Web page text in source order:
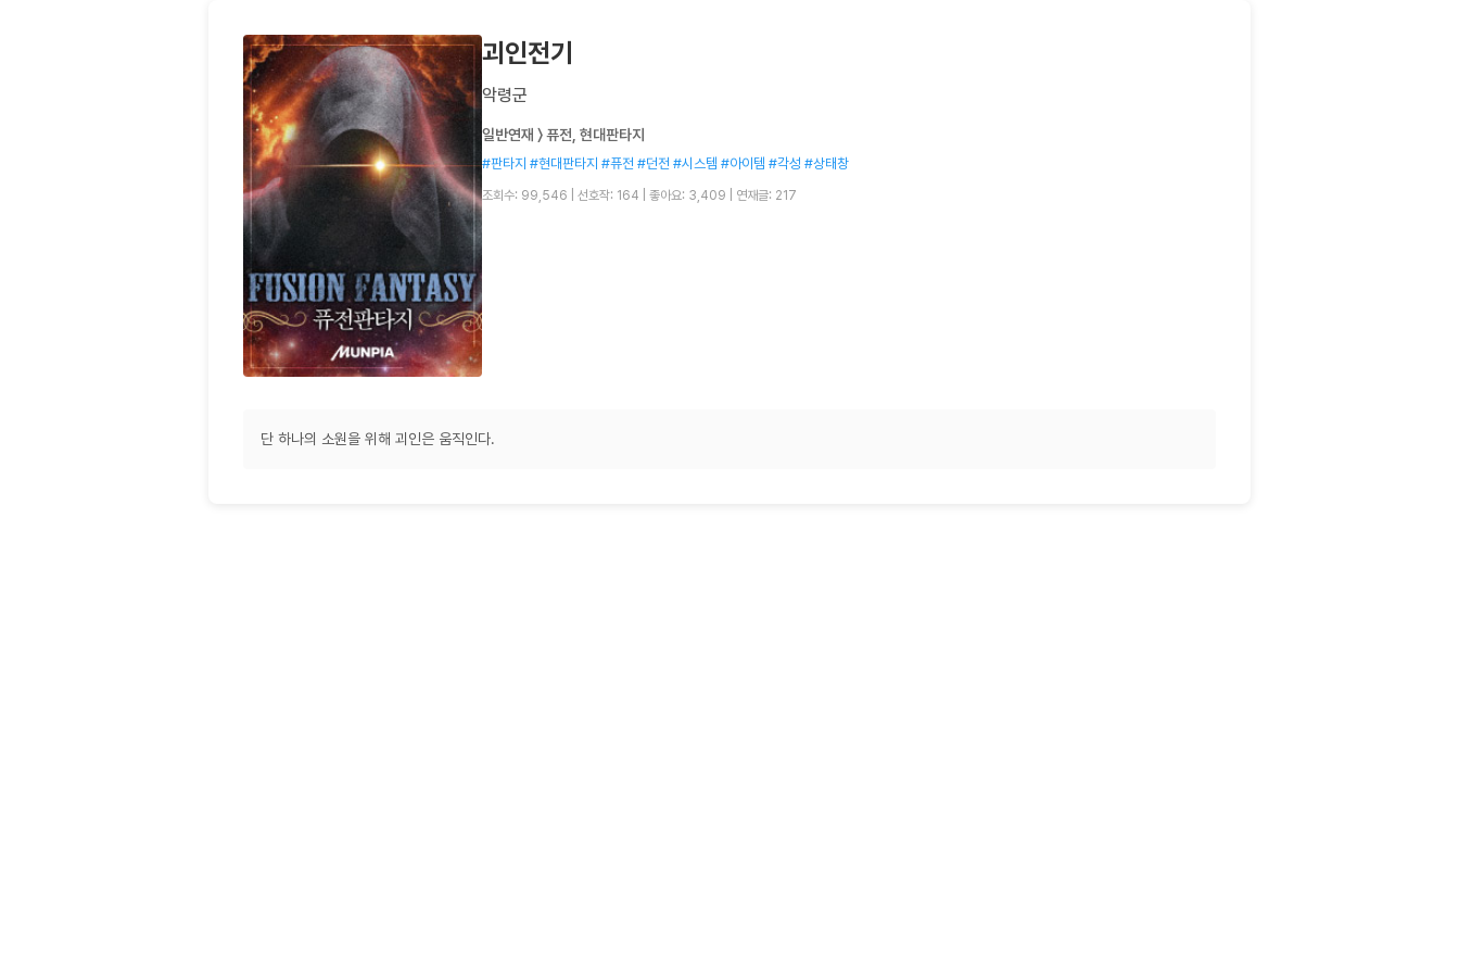
괴인전기
악령군
일반연재 〉 퓨전, 현대판타지
#판타지 #현대판타지 #퓨전 #던전 #시스템 #아이템 #각성 #상태창
조회수: 99,546 선호작: 164 좋아요: 3,409 연재글: 217
단 하나의 소원을 위해 괴인은 움직인다.